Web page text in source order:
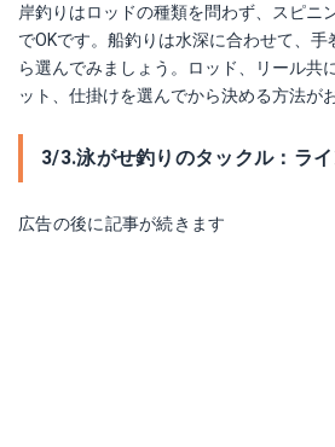
岸釣りはロッドの種類を問わず、スピニ
でOKです。船釣りは水深に合わせて、
ら選んでみましょう。ロッド、リール共
ット、仕掛けを選んでから決める方法が
3/3.泳がせ釣りのタックル：ラ
広告の後に記事が続きます